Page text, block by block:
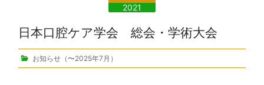
2021
日本口腔ケア学会 総会・学術大会
お知らせ（〜2025年7月）